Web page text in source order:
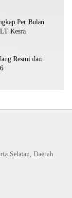
Per Bulan
Kesra
Resmi dan
Selatan, Daerah